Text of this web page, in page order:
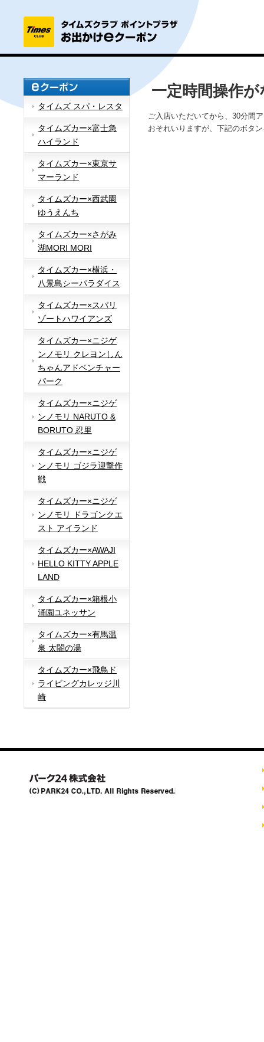
タイムズ スパ・レスタ
タイムズカー×富士急
ハイランド
タイムズカー×東京サ
マーランド
タイムズカー×西武園
ゆうえんち
タイムズカー×さがみ
湖MORI MORI
タイムズカー×横浜・
八景島シーパラダイス
タイムズカー×スパリ
ゾートハワイアンズ
タイムズカー×ニジゲ
ンノモリ クレヨンしん
ちゃんアドベンチャー
パーク
タイムズカー×ニジゲ
ンノモリ NARUTO &
BORUTO 忍里
タイムズカー×ニジゲ
ンノモリ ゴジラ迎撃作
戦
タイムズカー×ニジゲ
ンノモリ ドラゴンクエ
スト アイランド
タイムズカー×AWAJI
HELLO KITTY APPLE
LAND
タイムズカー×箱根小
涌園ユネッサン
タイムズカー×有馬温
泉 太閤の湯
タイムズカー×飛鳥ド
ライビングカレッジ川
崎
一定時間操作
ご入店いただいてから、30分間
おそれいりますが、下記のボタ